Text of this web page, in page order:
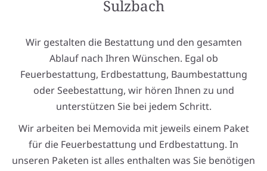
Sulzbach
Wir gestalten die Bestattung und den gesamten
Ablauf nach Ihren Wünschen. Egal ob
Feuerbestattung, Erdbestattung, Baumbestattung
oder Seebestattung, wir hören Ihnen zu und
unterstützen Sie bei jedem Schritt.
Wir arbeiten bei Memovida mit jeweils einem Paket
für die Feuerbestattung und Erdbestattung. In
unseren Paketen ist alles enthalten was Sie benötigen